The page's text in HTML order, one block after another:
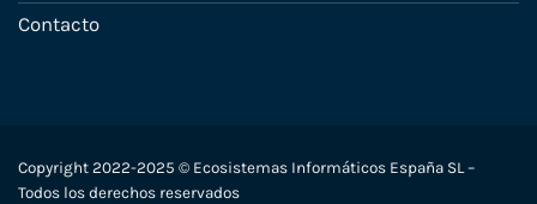
Contacto
Copyright 2022-2025 © Ecosistemas Informáticos España SL –
Todos los derechos reservados